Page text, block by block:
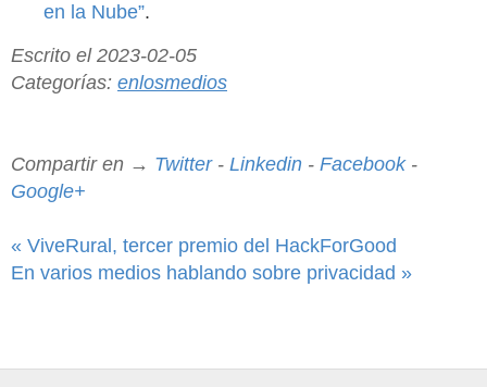
en la Nube”.
Escrito el 2023-02-05
Categorías: enlosmedios
Compartir en → Twitter- Linkedin - Facebook-
Google+
« ViveRural, tercer premio del HackForGood
En varios medios hablando sobre privacidad »